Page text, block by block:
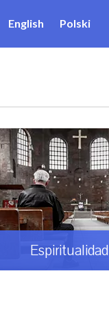
English Polski
Espiritualidad